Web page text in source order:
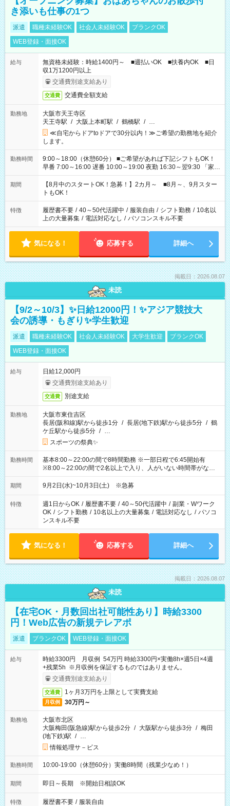
き添いも仕事の1つ
派遣 職種未経験OK 社会人未経験OK
ブランクOK
WEB登録・面接OK
給与
無資格未経験：時給1400円～ ■週払いOK ■扶養内OK ■日
収1万1200円以上
交通費別途支給あり
交通費 交通費全額支給
勤務地
大阪市天王寺区
天王寺駅 / 大阪上本町駅 / 鶴橋駅 / …
≪自宅からドアtoドアで30分以内！≫ご希望の勤務地を紹介
します。
勤務時間
9:00～18:00（休憩60分） ■ご希望があれば下記シフトもOK！
早番 7:00～16:00 遅番 10:00～19:00 夜勤 16:30～翌9:30 「家族
と休みを合わせたい」 「余裕を持って夕飯の準備がしたい」
「できれば残業はしたくない」 など、ご希望を教えてください
ね。 ※Wワーク希望の方へ 今ご覧のお仕事で希望する勤務時間
と、もう1つのお仕事の勤務時間。 合計で週40時間を超える場
合は応募できません。
期間
【8月中のスタートOK！急募！】2カ月～ ■8月～、9月スター
トもOK！
特徴 履歴書不要 / 40～50代活躍中 / 服装自由 / シフト勤務 / 10名以
上の大量募集 / 電話対応なし / パソコンスキル不要
気になる！ 応募する 詳細へ
掲載日：2026.08.07
未読
【9/2～10/3】✨日給12000円！✨アジア競技大
会の誘導・もぎり✨学生歓迎
派遣 職種未経験OK 社会人未経験OK 大学生歓迎
ブランクOK
WEB登録・面接OK
給与
日給12,000円
交通費別途支給あり
交通費 別途支給
勤務地
大阪市東住吉区
長居(阪和線)駅から徒歩1分 / 長居(地下鉄)駅から徒歩5分 / 鶴
ケ丘駅から徒歩5分 / …
スポーツの祭典✨
勤務時間
基本8:00～22:00の間で8時間勤務 ※一部日程で6:45開始有
※8:00～22:00の間で2名以上で入り、人がいない時間帯がない
ように相方と時間を分け合うイメージです
期間 9月2日(水)~10月3日(土) ※急募
特徴 週1日からOK / 履歴書不要 / 40～50代活躍中 / 副業・Wワーク
OK / シフト勤務 / 10名以上の大量募集 / 電話対応なし / パソコ
ンスキル不要
気になる！ 応募する 詳細へ
掲載日：2026.08.07
未読
【在宅OK・月数回出社可能性あり】時給3300
円！Web広告の新規テレアポ
派遣 ブランクOK WEB登録・面接OK
給与
時給3300円 月収例 54万円 時給3300円×実働8h×週5日×4週
+残業5h ※月収例を保証するものではありません。
交通費別途支給あり
交通費 1ヶ月3万円を上限として実費支給
月収例 30万円～
勤務地
大阪市北区
大阪梅田(阪急線)駅から徒歩2分 / 大阪駅から徒歩3分 / 梅田
(地下鉄)駅 / …
情報処理サ－ビス
勤務時間 10:00-19:00（休憩60分）実働8時間（残業少なめ！）
期間 即日～長期 ※開始日相談OK
特徴 履歴書不要 / 服装自由